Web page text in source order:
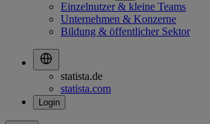
Einzelnutzer & kleine Teams
Unternehmen & Konzerne
Bildung & öffentlicher Sektor
statista.de
statista.com